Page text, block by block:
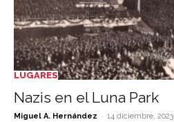
LUGARES
Nazis en el Luna Park
Miguel A. Hernández - 14 diciembre, 2023